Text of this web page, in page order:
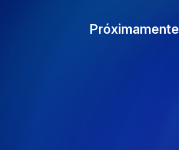
Próximamente